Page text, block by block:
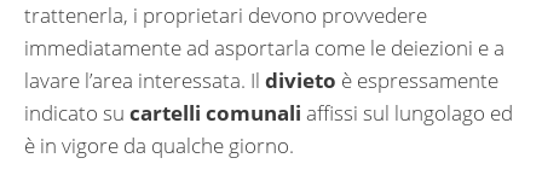
trattenerla, i proprietari devono provvedere
immediatamente ad asportarla come le deiezioni e a
lavare l’area interessata. Il divieto è espressamente
indicato su cartelli comunali affissi sul lungolago ed
è in vigore da qualche giorno.